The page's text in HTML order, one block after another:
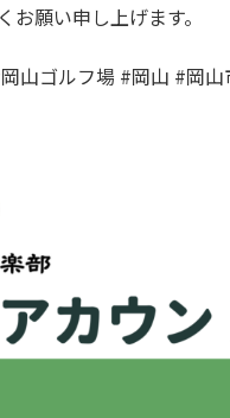
願い申し上げます。
山ゴルフ場 #岡山 #岡